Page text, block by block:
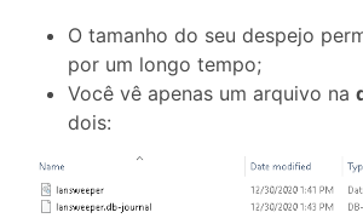
O tamanho do seu despejo
por um longo tempo;
Você vê apenas um arquivo na
dois: